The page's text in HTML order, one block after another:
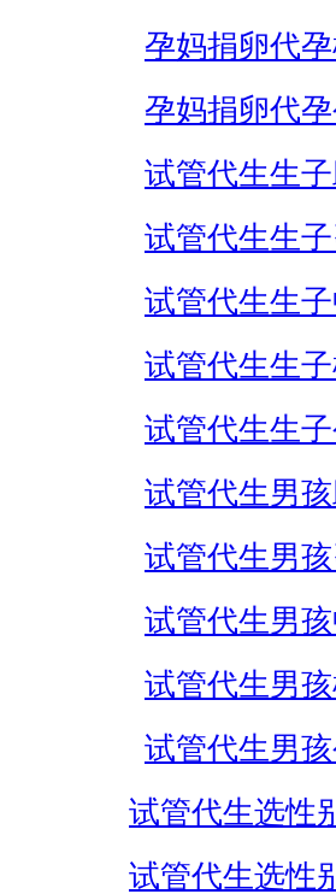
孕妈捐卵代
孕妈捐卵代孕
试管代生生
试管代生生
试管代生生
试管代生生
试管代生生子
试管代生男
试管代生男
试管代生男
试管代生男
试管代生男孩
试管代生选性
试管代生选性